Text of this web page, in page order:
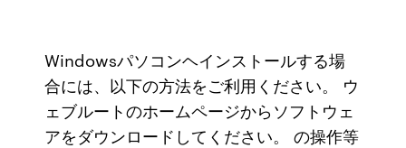
Windowsパソコンヘインストールする場
合には、以下の方法をご利用ください。 ウ
ェブルートのホームページからソフトウェ
アをダウンロードしてください。 の操作等